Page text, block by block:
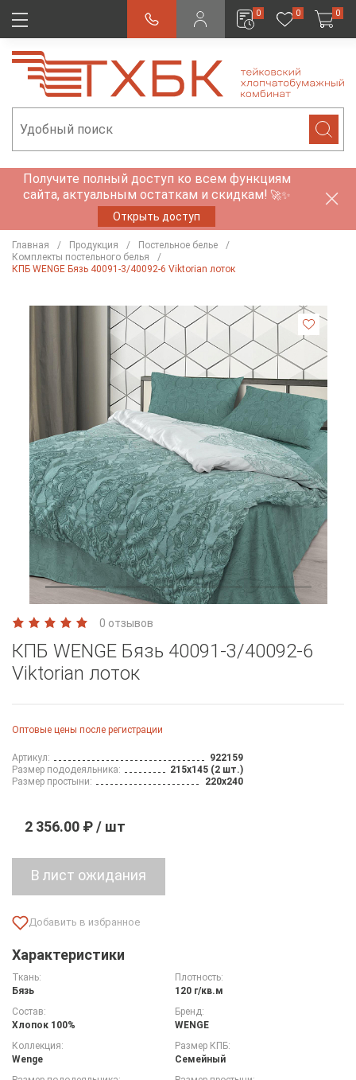
0 0 0
Получите полный доступ ко всем функциям
сайта, актуальным остаткам и скидкам! 🚀✨
Открыть доступ
Главная Продукция
Постельное белье
Комплекты постельного белья
КПБ WENGE Бязь 40091-3/40092-6 Viktorian лоток
0 отзывов
КПБ WENGE Бязь 40091-3/40092-6
Viktorian лоток
Оптовые цены после регистрации
Артикул:
922159
Размер пододеяльника:
215х145 (2 шт.)
Размер простыни:
220х240
2 356.00 ₽ / шт
Характеристики
Ткань:
Бязь
Плотность:
120 г/кв.м
Состав:
Хлопок 100%
Бренд:
WENGE
Коллекция:
Wenge
Размер КПБ:
Семейный